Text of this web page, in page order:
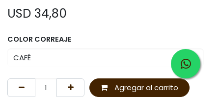
USD 34,80
COLOR CORREAJE
Agregar al carrito